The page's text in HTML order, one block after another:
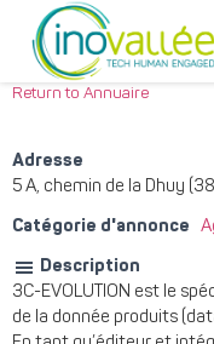
Return to Annuaire
Adresse
5 A, chemin de la Dhuy
Catégorie d'annonce
Description
3C-EVOLUTION est le
de la donnée produits